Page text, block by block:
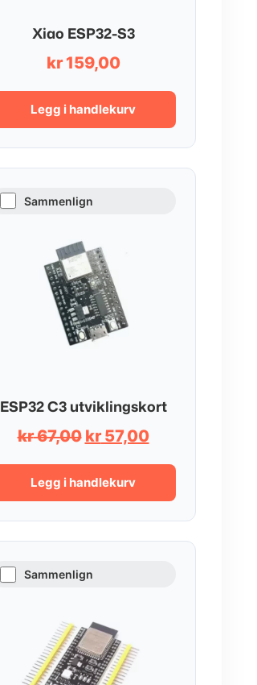
Xiao ESP32-S3
kr159,00
Legg i handlekurv
Sammenlign
ESP32 C3 utviklingskort
kr67,00 Opprinnelig
pris
var:
kr 67,00.
kr57,00Nåværende
pris
kr 57,00.
Legg i handlekurv
Sammenlign